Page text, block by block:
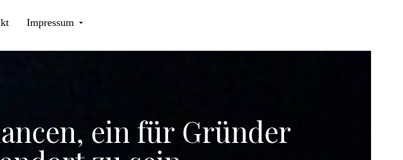
Impressum
ein für Gründer